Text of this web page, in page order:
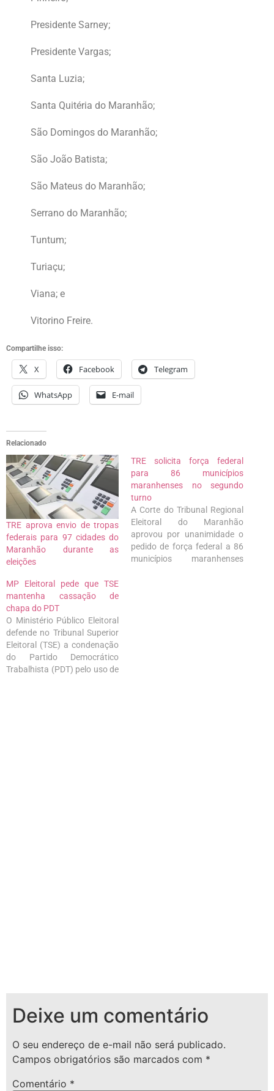
Presidente Sarney;
Presidente Vargas;
Santa Luzia;
Santa Quitéria do Maranhão;
São Domingos do Maranhão;
São João Batista;
São Mateus do Maranhão;
Serrano do Maranhão;
Tuntum;
Turiaçu;
Viana; e
Vitorino Freire.
Compartilhe isso:
X Facebook Telegram
WhatsApp E-mail
Relacionado
TRE aprova envio de tropas
federais para 97 cidades do
Maranhão durante as
eleições
TRE solicita força federal
para 86 municípios
maranhenses no segundo
turno
A Corte do Tribunal Regional
Eleitoral do Maranhão
aprovou por unanimidade o
pedido de força federal a 86
municípios maranhenses
MP Eleitoral pede que TSE
mantenha cassação de
chapa do PDT
O Ministério Público Eleitoral
defende no Tribunal Superior
Eleitoral (TSE) a condenação
do Partido Democrático
Trabalhista (PDT) pelo uso de
Deixe um comentário
O seu endereço de e-mail não será publicado.
Campos obrigatórios são marcados com *
Comentário *